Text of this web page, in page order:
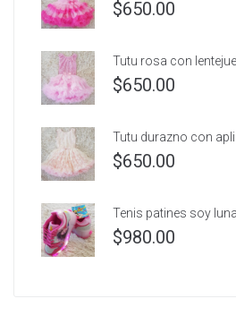
$650.00
Tutu rosa con
$650.00
Tutu durazno con
$650.00
Tenis patines soy luna
$980.00